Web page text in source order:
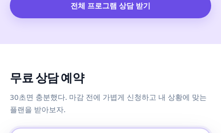
전체 프로그램 상담 받기
무료 상담 예약
30초면 충분했다. 마감 전에 가볍게 신청하고 내 상황에 맞는
플랜을 받아보자.